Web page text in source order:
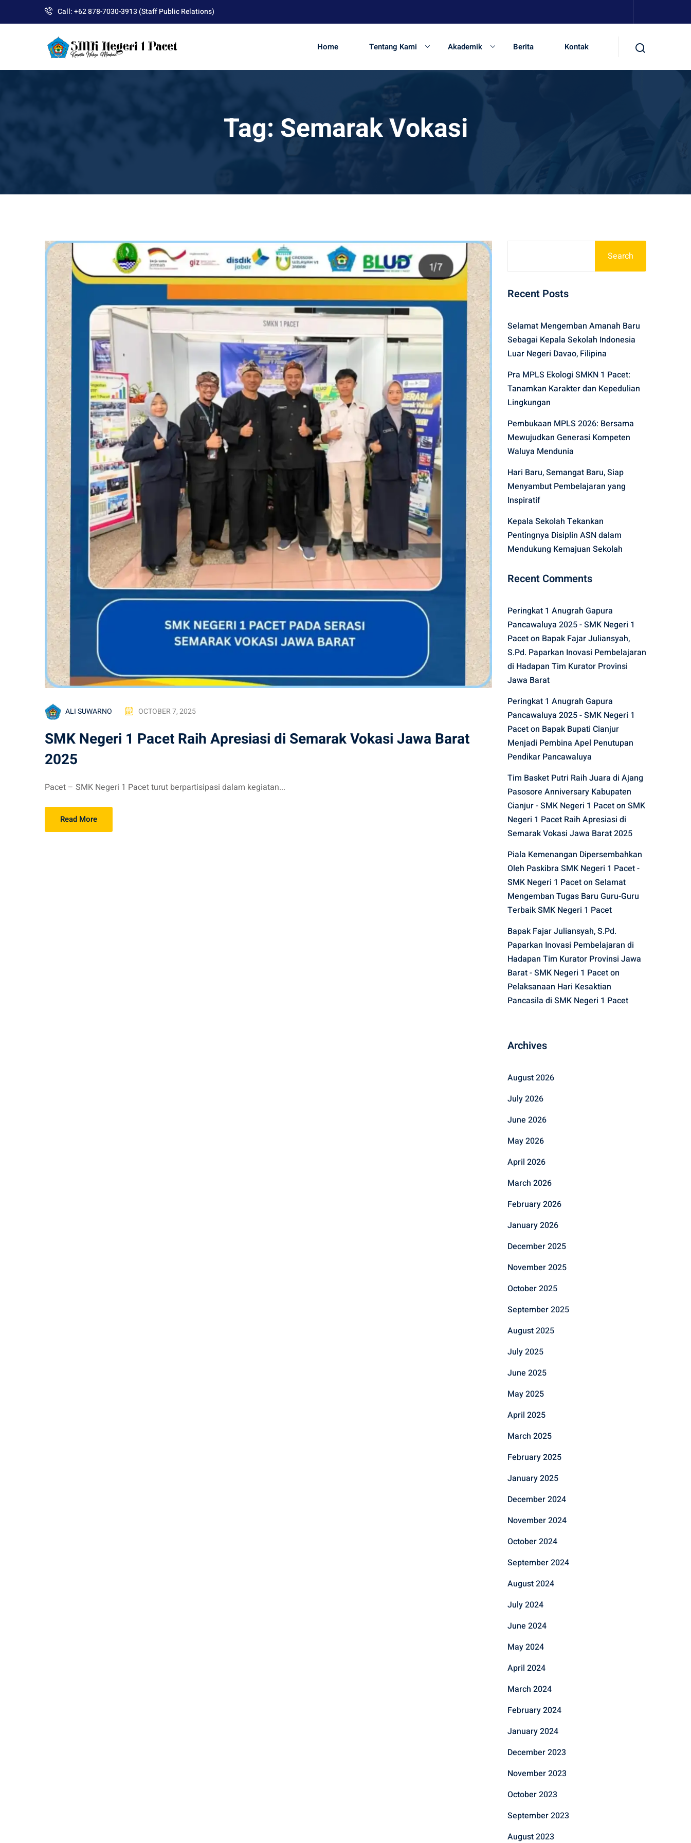
Call: +62 878-7030-3913 (Staff Public Relations)
Home Tentang Kami Akademik Berita Kontak
Tag: Semarak Vokasi
ALI SUWARNO OCTOBER 7, 2025
SMK Negeri 1 Pacet Raih Apresiasi di Semarak Vokasi Jawa Barat
2025
Pacet – SMK Negeri 1 Pacet turut berpartisipasi dalam kegiatan...
Read More
Search
Recent Posts
Selamat Mengemban Amanah Baru
Sebagai Kepala Sekolah Indonesia
Luar Negeri Davao, Filipina
Pra MPLS Ekologi SMKN 1 Pacet:
Tanamkan Karakter dan Kepedulian
Lingkungan
Pembukaan MPLS 2026: Bersama
Mewujudkan Generasi Kompeten
Waluya Mendunia
Hari Baru, Semangat Baru, Siap
Menyambut Pembelajaran yang
Inspiratif
Kepala Sekolah Tekankan
Pentingnya Disiplin ASN dalam
Mendukung Kemajuan Sekolah
Recent Comments
Peringkat 1 Anugrah Gapura
Pancawaluya 2025 - SMK Negeri 1
Paceton Bapak Fajar Juliansyah,
S.Pd. Paparkan Inovasi Pembelajaran
di Hadapan Tim Kurator Provinsi
Jawa Barat
Peringkat 1 Anugrah Gapura
Pancawaluya 2025 - SMK Negeri 1
Paceton Bapak Bupati Cianjur
Menjadi Pembina Apel Penutupan
Pendikar Pancawaluya
Tim Basket Putri Raih Juara di Ajang
Pasosore Anniversary Kabupaten
Cianjur - SMK Negeri 1 Paceton SMK
Negeri 1 Pacet Raih Apresiasi di
Semarak Vokasi Jawa Barat 2025
Piala Kemenangan Dipersembahkan
Oleh Paskibra SMK Negeri 1 Pacet -
SMK Negeri 1 Paceton Selamat
Mengemban Tugas Baru Guru-Guru
Terbaik SMK Negeri 1 Pacet
Bapak Fajar Juliansyah, S.Pd.
Paparkan Inovasi Pembelajaran di
Hadapan Tim Kurator Provinsi Jawa
Barat - SMK Negeri 1 Paceton
Pelaksanaan Hari Kesaktian
Pancasila di SMK Negeri 1 Pacet
Archives
August 2026
July 2026
June 2026
May 2026
April 2026
March 2026
February 2026
January 2026
December 2025
November 2025
October 2025
September 2025
August 2025
July 2025
June 2025
May 2025
April 2025
March 2025
February 2025
January 2025
December 2024
November 2024
October 2024
September 2024
August 2024
July 2024
June 2024
May 2024
April 2024
March 2024
February 2024
January 2024
December 2023
November 2023
October 2023
September 2023
August 2023